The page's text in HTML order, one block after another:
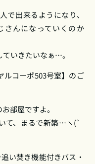
で出来るようになり、
さんになっていくのか
いきたいなぁ…。
ルコーポ503号室】のご
部屋ですよ。
て、まるで新築…ヽ(゜
い焚き機能付きバス・